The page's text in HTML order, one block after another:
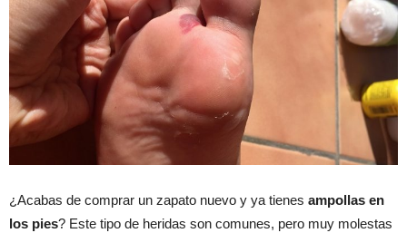
¿Acabas de comprar un zapato nuevo y ya tienes ampollas en
los pies? Este tipo de heridas son comunes, pero muy molestas